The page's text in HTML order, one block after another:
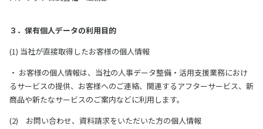
３．保有個人データの利用目的
(1) 当社が直接取得したお客様の個人情報
・ お客様の個人情報は、当社の人事データ整備・活用支援業務におけ
るサービスの提供、お客様へのご連絡、関連するアフターサービス、新
商品や新たなサービスのご案内などに利用します。
(2) お問い合わせ、資料請求をいただいた方の個人情報